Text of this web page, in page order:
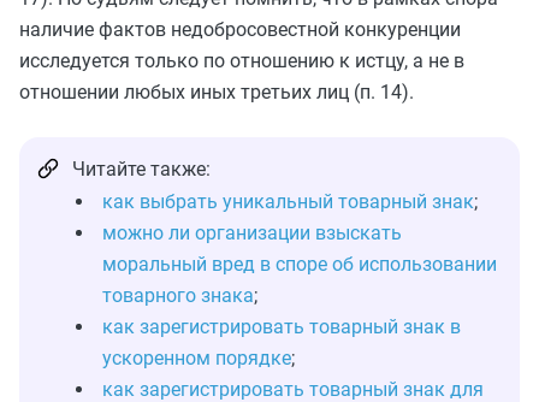
наличие фактов недобросовестной конкуренции
исследуется только по отношению к истцу, а не в
отношении любых иных третьих лиц (п. 14).
Читайте также:
как выбрать уникальный товарный знак;
можно ли организации взыскать
моральный вред в споре об использовании
товарного знака;
как зарегистрировать товарный знак в
ускоренном порядке;
как зарегистрировать товарный знак для